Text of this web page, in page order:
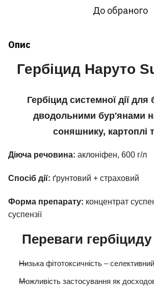
До обраного
Опис
Гербіцид Наруто
Гербіцид системної дії для
дводольними бур'янами
соняшнику, картоплі
Діюча речовина: аклоніфен, 600 г/л
Спосіб дії: ґрунтовий + страховий
Форма препарату: концентрат
суспензії
Переваги
Низька фітотоксичність –
Можливість застосування як